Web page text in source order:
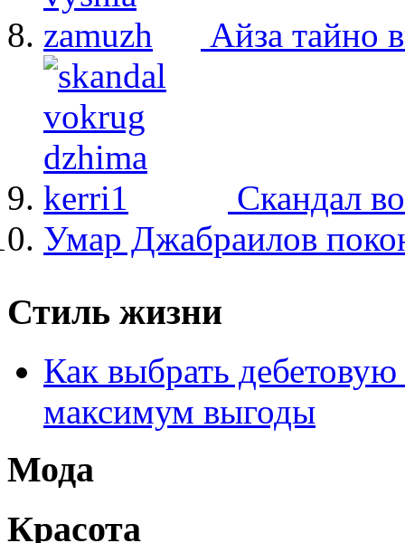
Айза тайно
Скандал
Умар Джабраилов
Стиль жизни
Как выбрать дебетовую
максимум выгоды
Мода
Красота